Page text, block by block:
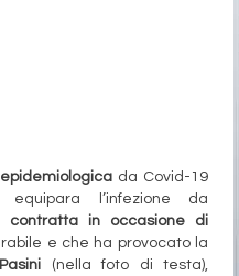
da Covid-19
l’infezione da
contratta in occasione di
e che ha provocato la
(nella foto di testa),